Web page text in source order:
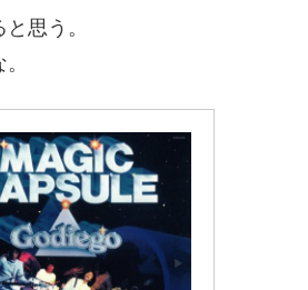
思う。